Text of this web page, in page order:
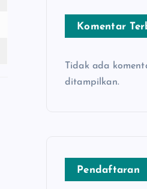
Komentar
Tidak ada
ditampilkan.
Pendaftaran